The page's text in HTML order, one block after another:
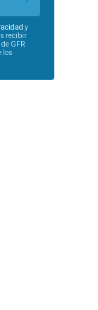
y
recibir
GFR
los